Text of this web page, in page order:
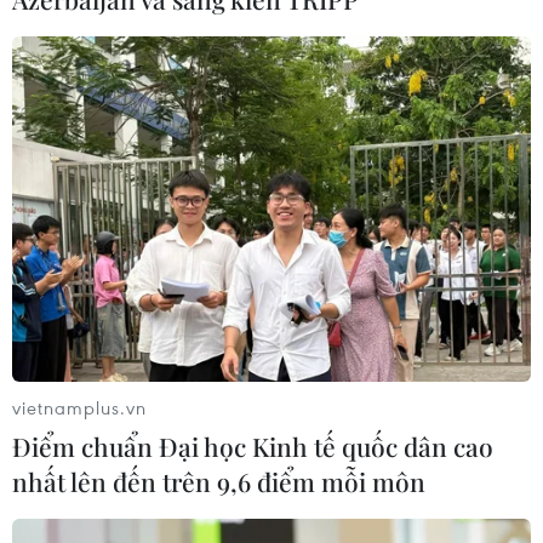
trong lịch sử
04/08/2026 15:17
Tây Ban Nha phát trực tiếp nhật thực
toàn phần từ độ cao 9.000 m
04/08/2026 13:23
Xem thêm
CƠ QUAN CHỦ QUẢN: THÔNG TẤN XÃ VIỆT NAM
vietnamplus.vn
Điểm chuẩn Đại học Kinh tế quốc dân cao
nhất lên đến trên 9,6 điểm mỗi môn